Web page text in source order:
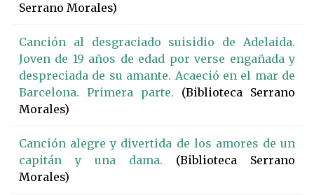
Serrano Morales)
Canción al desgraciado suisidio de Adelaida.
Joven de 19 años de edad por verse engañada y
despreciada de su amante. Acaeció en el mar de
Barcelona. Primera parte. (Biblioteca Serrano
Morales)
Canción alegre y divertida de los amores de un
capitán y una dama. (Biblioteca Serrano
Morales)